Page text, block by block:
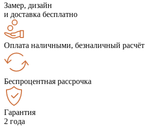
Замер, дизайн
и доставка бесплатно
Оплата наличными, безналичный расчёт
Беспроцентная рассрочка
Гарантия
2 года